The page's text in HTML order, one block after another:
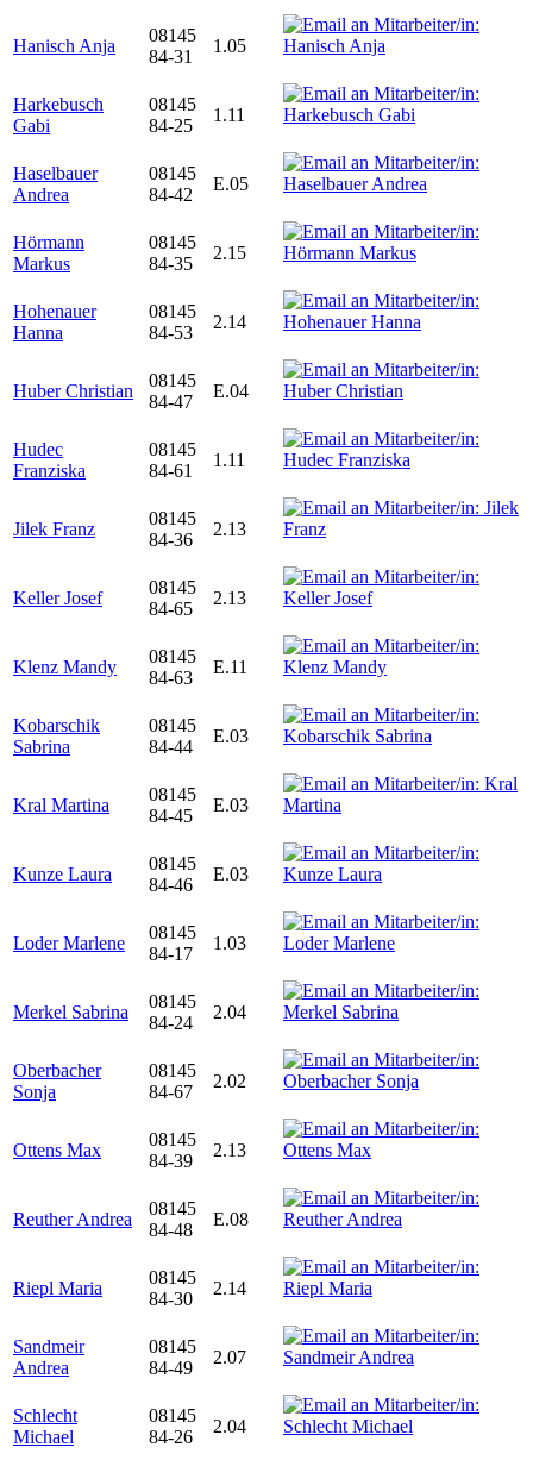
Hanisch Anja
08145
84-31
1.05
Harkebusch
Gabi
08145
84-25
1.11
Haselbauer
Andrea
08145
84-42
E.05
Hörmann
Markus
08145
84-35
2.15
Hohenauer
Hanna
08145
84-53
2.14
Huber Christian
08145
84-47
E.04
Hudec
Franziska
08145
84-61
1.11
Jilek Franz
08145
84-36
2.13
Keller Josef
08145
84-65
2.13
Klenz Mandy
08145
84-63
E.11
Kobarschik
Sabrina
08145
84-44
E.03
Kral Martina
08145
84-45
E.03
Kunze Laura
08145
84-46
E.03
Loder Marlene
08145
84-17
1.03
Merkel Sabrina
08145
84-24
2.04
Oberbacher
Sonja
08145
84-67
2.02
Ottens Max
08145
84-39
2.13
Reuther Andrea
08145
84-48
E.08
Riepl Maria
08145
84-30
2.14
Sandmeir
Andrea
08145
84-49
2.07
Schlecht
Michael
08145
84-26
2.04